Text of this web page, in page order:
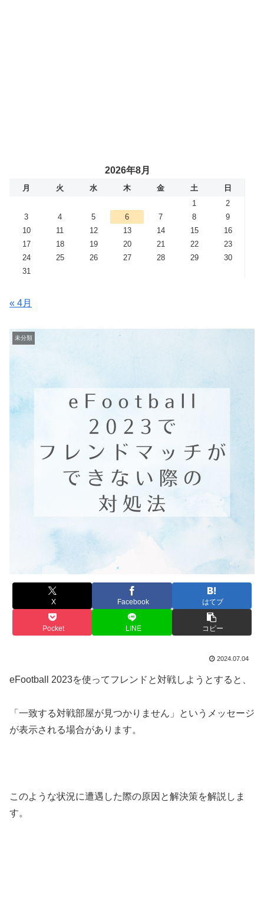
2026年8月
月 火 水 木 金 土
日
1
2
3
4 5 6 7 8
9
10
11 12 13 14 15
16
17
18 19 20 21 22
23
24
25 26 27 28 29
30
31
« 4月
未分類
X Facebook はてブ
Pocket LINE コピー
2024.07.04
eFootball 2023を使ってフレンドと対戦しようとすると、
「一致する対戦部屋が見つかりません」というメッセージ
が表示される場合があります。
このような状況に遭遇した際の原因と解決策を解説しま
す。